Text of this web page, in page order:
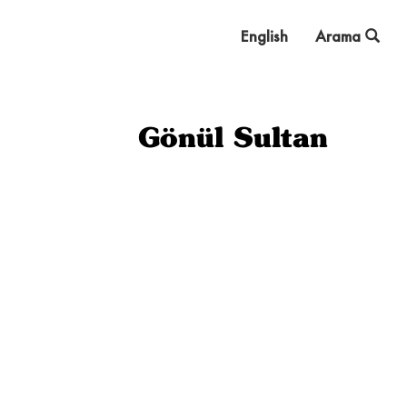
Arama
English
Gönül Sultan